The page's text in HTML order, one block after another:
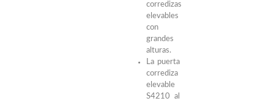
corredizas
elevables
con
grandes
alturas.
La puerta
corrediza
elevable
S4210 al